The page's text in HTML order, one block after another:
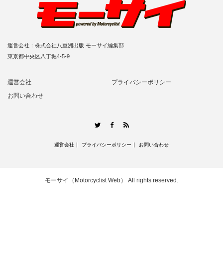
運営会社：株式会社八重洲出版 モーサイ編集部
東京都中央区八丁堀4-5-9
運営会社
プライバシーポリシー
お問い合わせ
TwitterFacebook
運営会社 プライバシーポリシー お問い合わせ
モーサイ（Motorcyclist Web） All rights reserved.